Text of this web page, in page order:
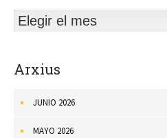
Elegir el mes
Arxius
JUNIO 2026
MAYO 2026